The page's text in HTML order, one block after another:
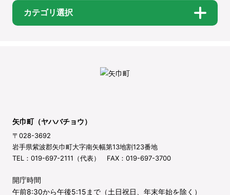
カテゴリ選択
矢巾町（ヤハバチョウ）
〒028-3692
岩手県紫波郡矢巾町大字南矢幅第13地割123番地
TEL：019-697-2111（代表） FAX：019-697-3700
開庁時間
午前8:30から午後5:15まで（土日祝日、年末年始を除く）